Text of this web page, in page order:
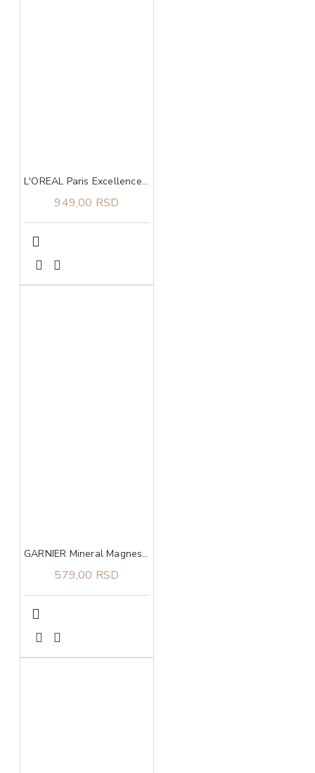
L'OREAL Paris Excellence 7.1 boja za kosu
949,00 RSD
GARNIER Mineral Magnesium Ultra dry roll on dezodorans 50ml
579,00 RSD